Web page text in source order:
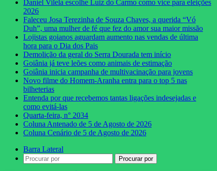
Daniel Vilela escolhe Luiz do Carmo como vice para eleições
2026
Faleceu Josa Terezinha de Souza Chaves, a querida “Vó
Duh”, uma mulher de fé que fez do amor sua maior missão
Lojistas goianos aguardam aumento nas vendas de última
hora para o Dia dos Pais
Demolição da geral do Serra Dourada tem início
Goiânia já teve leões como animais de estimação
Goiânia inicia campanha de multivacinação para jovens
Novo filme do Homem-Aranha entra para o top 5 nas
bilheterias
Entenda por que recebemos tantas ligações indesejadas e
como evitá-las
Quarta-feira, n° 2034
Coluna Antenado de 5 de Agosto de 2026
Coluna Cenário de 5 de Agosto de 2026
Barra Lateral
Procurar por